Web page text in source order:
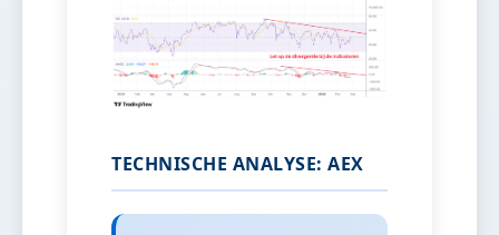
TECHNISCHE ANALYSE: AEX